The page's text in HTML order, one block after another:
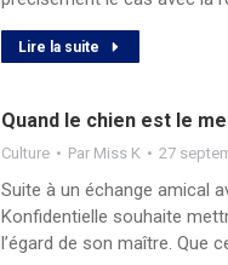
Lire la suite
Quand le chien est le
Culture Par Miss K 27
Suite à un échange amical
Konfidentielle souhaite
l’égard de son maître. Que